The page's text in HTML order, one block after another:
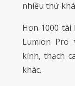
nhiều thứ
Hơn 1000
Lumion Pro
kính, thạch
khác.